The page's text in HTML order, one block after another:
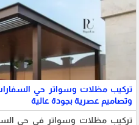
تركيب مظلات وسواتر حي
وتصاميم عصرية بجودة عالية
تركيب مظلات وسواتر في حي